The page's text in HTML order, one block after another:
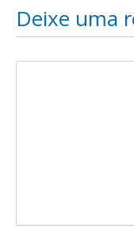
Deixe uma